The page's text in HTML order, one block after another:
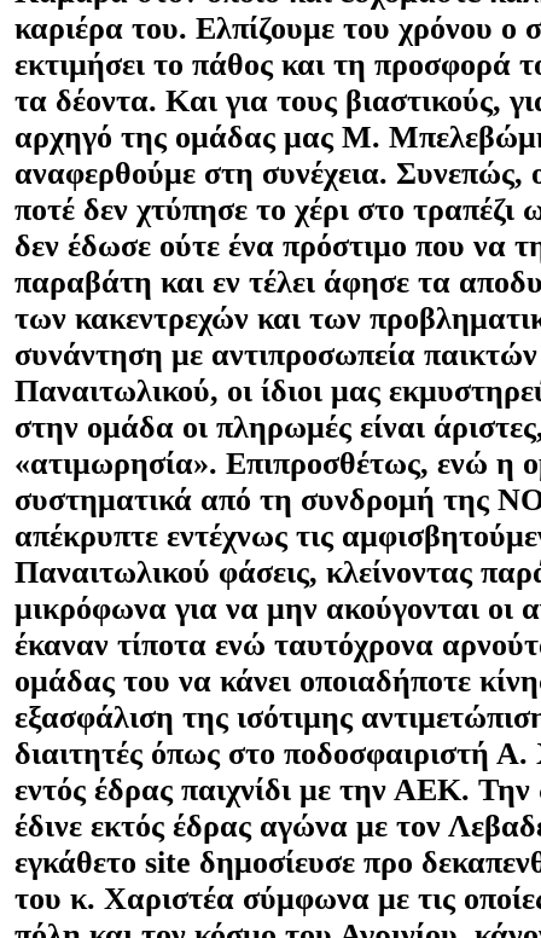
καριέρα του. Ελπίζουμε του χρόνου ο
εκτιμήσει το πάθος και τη προσφορά
τα δέοντα. Και για τους βιαστικούς,
αρχηγό της ομάδας μας Μ.
αναφερθούμε στη συνέχεια.
ποτέ δεν χτύπησε το χέρι στο τραπέζι
δεν έδωσε ούτε ένα πρόστιμο που να
παραβάτη και εν τέλει άφησε τα
των κακεντρεχών και των
συνάντηση με αντιπροσωπεία
Παναιτωλικού, οι ίδιοι μας
στην ομάδα οι πληρωμές είναι
«ατιμωρησία». Επιπροσθέτως, ενώ η
συστηματικά από τη συνδρομή της
απέκρυπτε εντέχνως τις
Παναιτωλικού φάσεις, κλείνοντας
μικρόφωνα για να μην ακούγονται οι
έκαναν τίποτα ενώ ταυτόχρονα
ομάδας του να κάνει οποιαδήποτε
εξασφάλιση της ισότιμης
διαιτητές όπως στο ποδοσφαιριστή
εντός έδρας παιχνίδι με την ΑΕΚ.
έδινε εκτός έδρας αγώνα με τον
εγκάθετο site δημοσίευσε προ
του κ. Χαριστέα σύμφωνα με τις